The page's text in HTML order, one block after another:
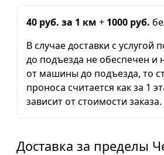
40 руб. за 1 км + 1000 руб.
В случае доставки с услугой
до подъезда не обеспечен и
от машины до подъезда, то
проноса считается как за 1
зависит от стоимости заказа.
Доставка за пределы